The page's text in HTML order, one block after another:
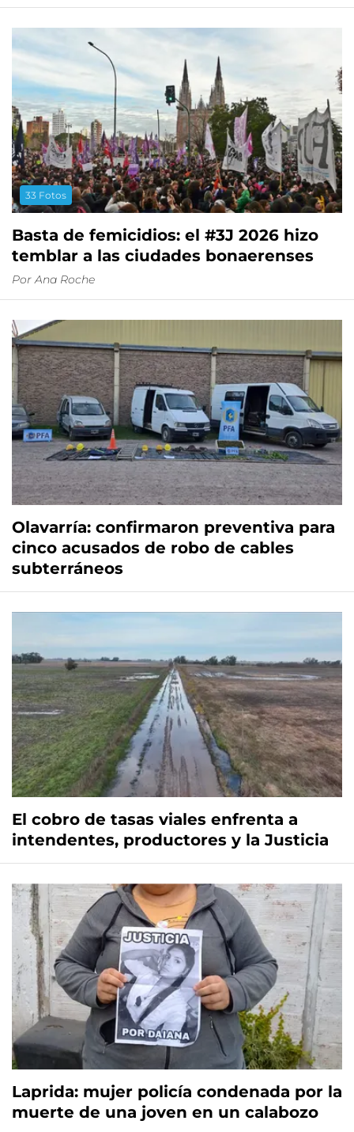
33 Fotos
Basta de femicidios: el #3J 2026 hizo
temblar a las ciudades bonaerenses
Por Ana Roche
Olavarría: confirmaron preventiva para
cinco acusados de robo de cables
subterráneos
El cobro de tasas viales enfrenta a
intendentes, productores y la Justicia
Laprida: mujer policía condenada por la
muerte de una joven en un calabozo